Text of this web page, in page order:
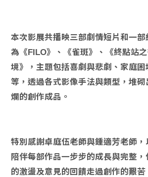
本次影展共播映三部劇情短片和一
為《FILO》、《雀斑》、《終點站
境》，主題包括喜劇與悲劇、家庭困
等，透過各式影像手法與類型，堆
爛的創作成品。
特別感謝卓庭伍老師與鍾適芳老師，
陪伴每部作品一步步的成長與完整
的激盪及意見的回饋走過創作的艱苦